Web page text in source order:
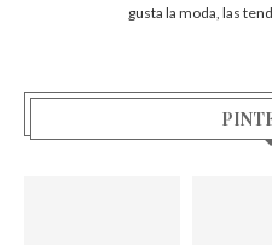
gusta la moda, las